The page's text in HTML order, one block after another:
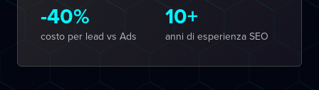
-40%
costo per lead vs Ads
10+
anni di esperienza SEO